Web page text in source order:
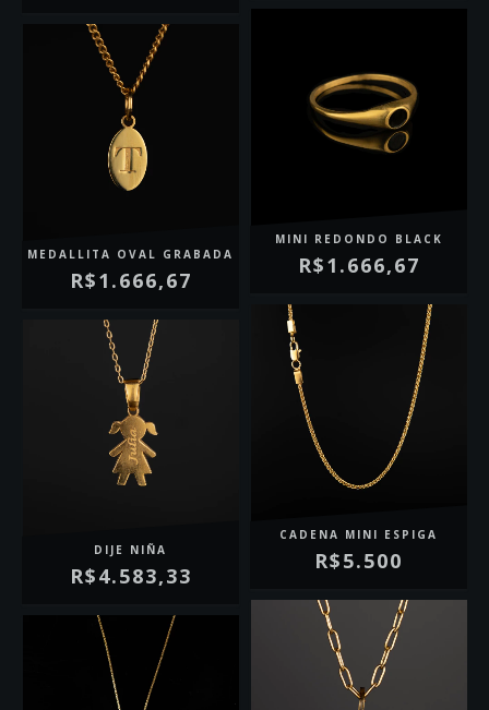
MEDALLITA OVAL GRABADA
R$1.666,67
MINI REDONDO BLACK
R$1.666,67
DIJE NIÑA
R$4.583,33
CADENA MINI ESPIGA
R$5.500